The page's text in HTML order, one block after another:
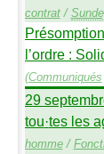
contrat/
l’ordre :
(Communiqués
29
tou·tes les
homme/